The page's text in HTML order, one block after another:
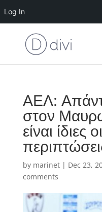
Log In
ΑΕΛ:
στον
είναι ίδιες
by marinet| Dec 23,
comments